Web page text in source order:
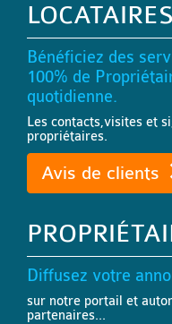
LOCATAIRES
Bénéficiez des
100% de
quotidienne.
Les contacts,visites et
propriétaires.
Avis de clients
Diffusez votre
sur notre portail et
partenaires...